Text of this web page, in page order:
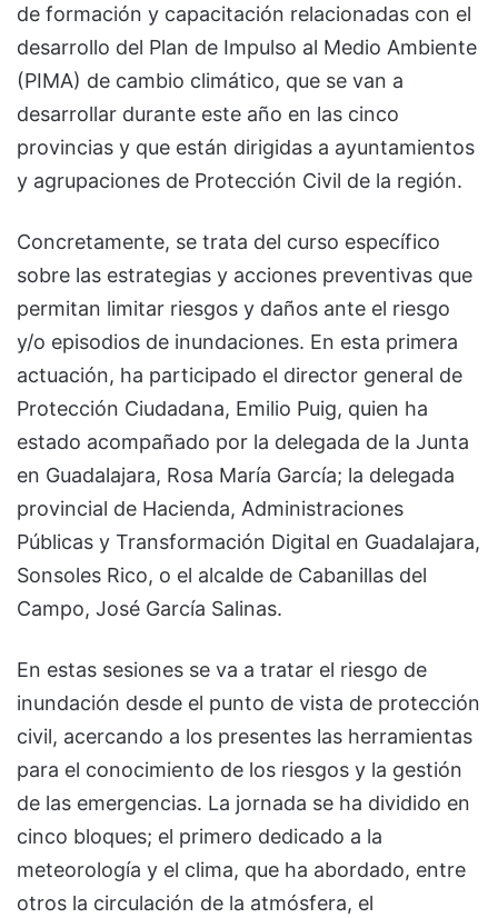
de formación y capacitación relacionadas con el
desarrollo del Plan de Impulso al Medio Ambiente
(PIMA) de cambio climático, que se van a
desarrollar durante este año en las cinco
provincias y que están dirigidas a ayuntamientos
y agrupaciones de Protección Civil de la región.
Concretamente, se trata del curso específico
sobre las estrategias y acciones preventivas que
permitan limitar riesgos y daños ante el riesgo
y/o episodios de inundaciones. En esta primera
actuación, ha participado el director general de
Protección Ciudadana, Emilio Puig, quien ha
estado acompañado por la delegada de la Junta
en Guadalajara, Rosa María García; la delegada
provincial de Hacienda, Administraciones
Públicas y Transformación Digital en Guadalajara,
Sonsoles Rico, o el alcalde de Cabanillas del
Campo, José García Salinas.
En estas sesiones se va a tratar el riesgo de
inundación desde el punto de vista de protección
civil, acercando a los presentes las herramientas
para el conocimiento de los riesgos y la gestión
de las emergencias. La jornada se ha dividido en
cinco bloques; el primero dedicado a la
meteorología y el clima, que ha abordado, entre
otros la circulación de la atmósfera, el